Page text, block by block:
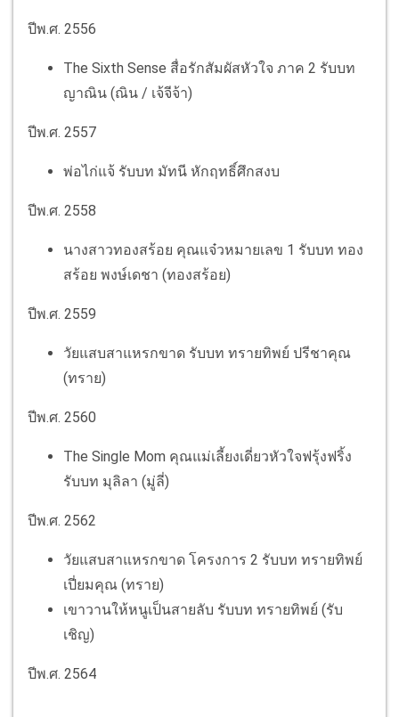
ปีพ.ศ. 2556
The Sixth Sense สื่อรักสัมผัสหัวใจ ภาค 2 รับบท
ญาณิน (ณิน / เจ้จีจ้า)
ปีพ.ศ. 2557
พ่อไก่แจ้ รับบท มัทนี หักฤทธิ์ศึกสงบ
ปีพ.ศ. 2558
นางสาวทองสร้อย คุณแจ๋วหมายเลข 1 รับบท ทอง
สร้อย พงษ์เดชา (ทองสร้อย)
ปีพ.ศ. 2559
วัยแสบสาแหรกขาด รับบท ทรายทิพย์ ปรีชาคุณ
(ทราย)
ปีพ.ศ. 2560
The Single Mom คุณแม่เลี้ยงเดี่ยวหัวใจฟรุ้งฟริ้ง
รับบท มุลิลา (มู่ลี่)
ปีพ.ศ. 2562
วัยแสบสาแหรกขาด โครงการ 2 รับบท ทรายทิพย์
เปี่ยมคุณ (ทราย)
เขาวานให้หนูเป็นสายลับ รับบท ทรายทิพย์ (รับ
เชิญ)
ปีพ.ศ. 2564